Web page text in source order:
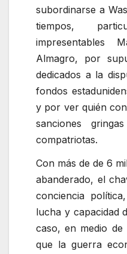
subordinarse a
tiempos,
impresentables
Almagro, por
dedicados a la
fondos
y por ver quién
sanciones
compatriotas.
Con más de de 6
abanderado, el
conciencia
lucha y capacidad
caso, en medio de
que la guerra